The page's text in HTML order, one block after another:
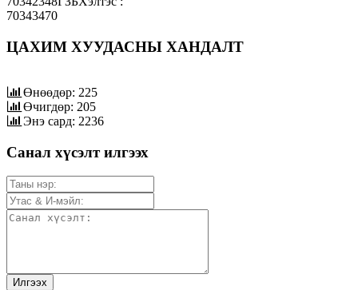
70343470
ЦАХИМ ХУУДАСНЫ ХАНДАЛТ
Өнөөдөр: 225
Өчигдөр: 205
Энэ сард: 2236
Санал хүсэлт илгээх